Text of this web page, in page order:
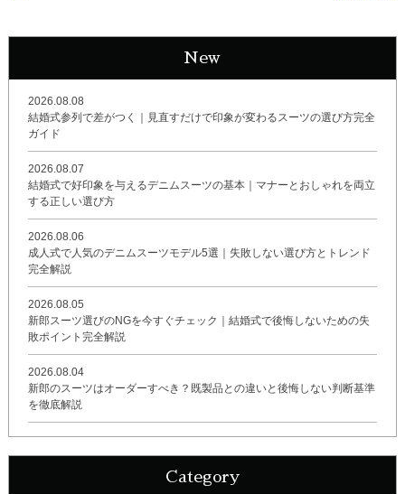
New
2026.08.08
結婚式参列で差がつく｜見直すだけで印象が変わるスーツの選び方完全
ガイド
2026.08.07
結婚式で好印象を与えるデニムスーツの基本｜マナーとおしゃれを両立
する正しい選び方
2026.08.06
成人式で人気のデニムスーツモデル5選｜失敗しない選び方とトレンド
完全解説
2026.08.05
新郎スーツ選びのNGを今すぐチェック｜結婚式で後悔しないための失
敗ポイント完全解説
2026.08.04
新郎のスーツはオーダーすべき？既製品との違いと後悔しない判断基準
を徹底解説
Category